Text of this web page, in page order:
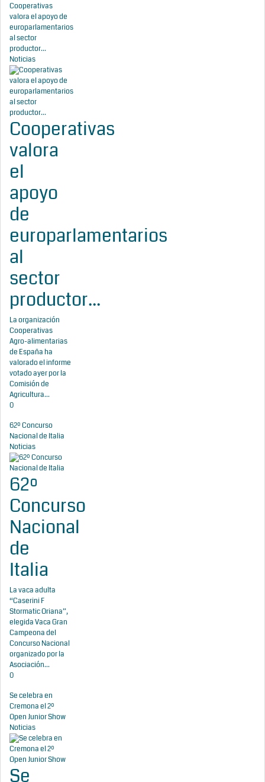
Cooperativas
valora el apoyo de
europarlamentarios
al sector
productor...
Noticias
Cooperativas
valora
el
apoyo
de
europarlamentarios
al
sector
productor...
La organización
Cooperativas
Agro-alimentarias
de España ha
valorado el informe
votado ayer por la
Comisión de
Agricultura...
0
62º Concurso
Nacional de Italia
Noticias
62º
Concurso
Nacional
de
Italia
La vaca adulta
“Caserini F
Stormatic Oriana”,
elegida Vaca Gran
Campeona del
Concurso Nacional
organizado por la
Asociación...
0
Se celebra en
Cremona el 2º
Open Junior Show
Noticias
Se